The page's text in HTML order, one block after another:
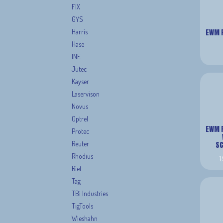
FIX
GYS
Harris
Hase
INE
Jutec
Kayser
Laservison
Novus
Optrel
Protec
Reuter
Rhodius
Rief
Tag
TBi Industries
TigTools
Wieshahn
EWM
EWM